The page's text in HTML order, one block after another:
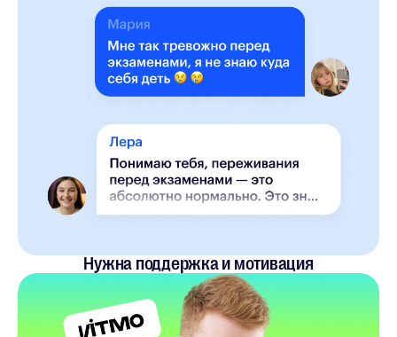
Нужна поддержка и мотивация